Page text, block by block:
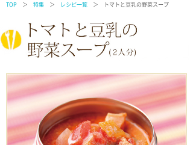
TOP ＞ 特集 ＞ レシピ一覧 ＞ トマトと豆乳の野菜スープ